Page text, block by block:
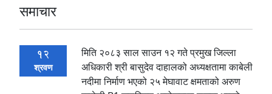
समाचार
12
श्रवण
मिति २०८३ साल साउन १२ गते प्रमुख जिल्ला
अधिकारी श्री बासुदेव दाहालको अध्यक्षतामा काबेली
नदीमा निर्माण भएको २५ मेघावाट क्षमताको अरुण